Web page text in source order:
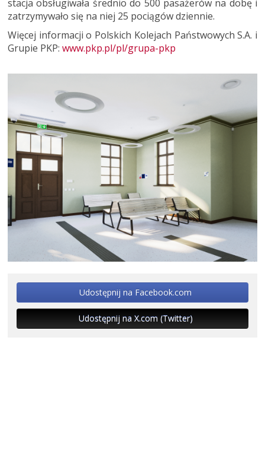
stacja obsługiwała średnio do 500 pasażerów na dobę i
zatrzymywało się na niej 25 pociągów dziennie.
Więcej informacji o Polskich Kolejach Państwowych S.A. i
Grupie PKP: www.pkp.pl/pl/grupa-pkp
Udostępnij na Facebook.com
Udostępnij na X.com (Twitter)